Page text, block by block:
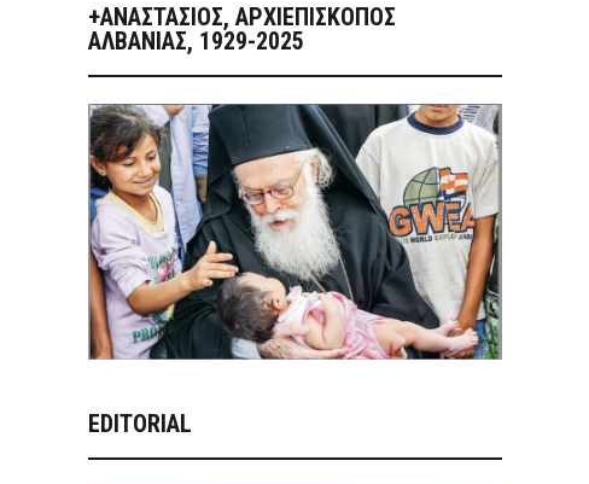
+ΑΝΑΣΤΆΣΙΟΣ, ΑΡΧΙΕΠΊΣΚΟΠΟΣ
ΑΛΒΑΝΊΑΣ, 1929-2025
EDITORIAL